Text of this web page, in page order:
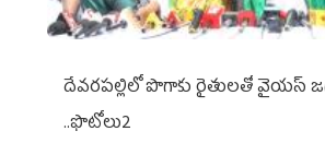
దేవరపల్లిలో పొగాకు రైతులతో వైయస్
..ఫొటోలు2